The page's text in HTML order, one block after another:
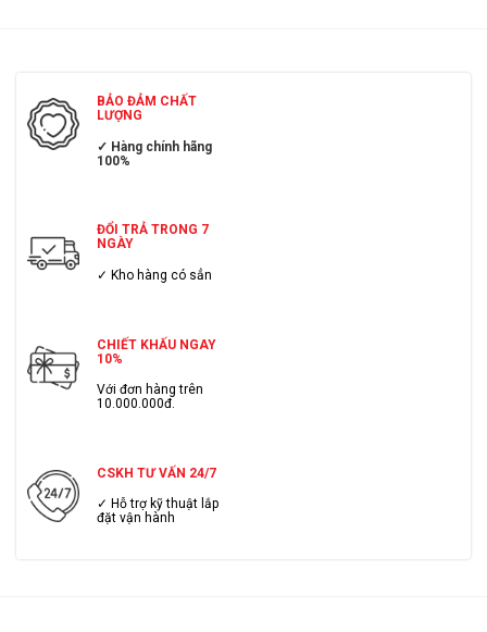
BẢO ĐẢM CHẤT
LƯỢNG
✓ Hàng chính hãng
100%
ĐỔI TRẢ TRONG 7
NGÀY
✓ Kho hàng có sẳn
CHIẾT KHẤU NGAY
10%
Với đơn hàng trên
10.000.000đ.
CSKH TƯ VẤN 24/7
✓ Hỗ trợ kỹ thuật lắp
đặt vận hành